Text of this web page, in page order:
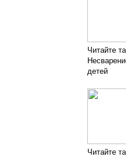
Читайте
детей
Читайте